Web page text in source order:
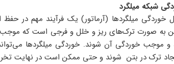
شبکه میلگرد
خوردگی میلگردها (آرماتور) یک فرآیند مهم در
به صورت ترک‌های ریز و خلل و فرجی است که
و موجب خوردگی آن شوند. خوردگی میلگردها
ترک در بتن شوند و حتی ممکن است در نهایت